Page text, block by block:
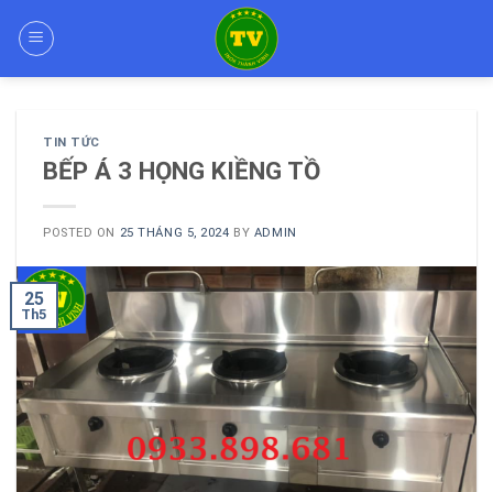
TIN TỨC
BẾP Á 3 HỌNG KIỀNG TỒ
POSTED ON 25 THÁNG 5, 2024 BY ADMIN
25
Th5